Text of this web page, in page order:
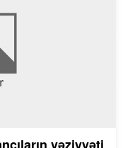
vəziyyəti